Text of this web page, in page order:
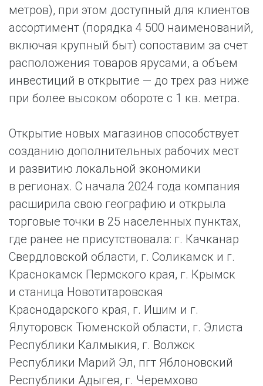
метров), при этом доступный для клиентов
ассортимент (порядка 4 500 наименований,
включая крупный быт) сопоставим за счет
расположения товаров ярусами, а объем
инвестиций в открытие — до трех раз ниже
при более высоком обороте с 1 кв. метра.
Открытие новых магазинов способствует
созданию дополнительных рабочих мест
и развитию локальной экономики
в регионах. С начала 2024 года компания
расширила свою географию и открыла
торговые точки в 25 населенных пунктах,
где ранее не присутствовала: г. Качканар
Свердловской области, г. Соликамск и г.
Краснокамск Пермского края, г. Крымск
и станица Новотитаровская
Краснодарского края, г. Ишим и г.
Ялуторовск Тюменской области, г. Элиста
Республики Калмыкия, г. Волжск
Республики Марий Эл, пгт Яблоновский
Республики Адыгея, г. Черемхово